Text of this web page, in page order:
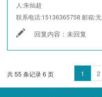
人:朱灿超
联系电话:15136365758邮箱:无
回复内容：未回复
共 55 条记录 6 页 1 2